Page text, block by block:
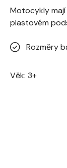
Motocykly
plastovém
Rozměry
Věk: 3+